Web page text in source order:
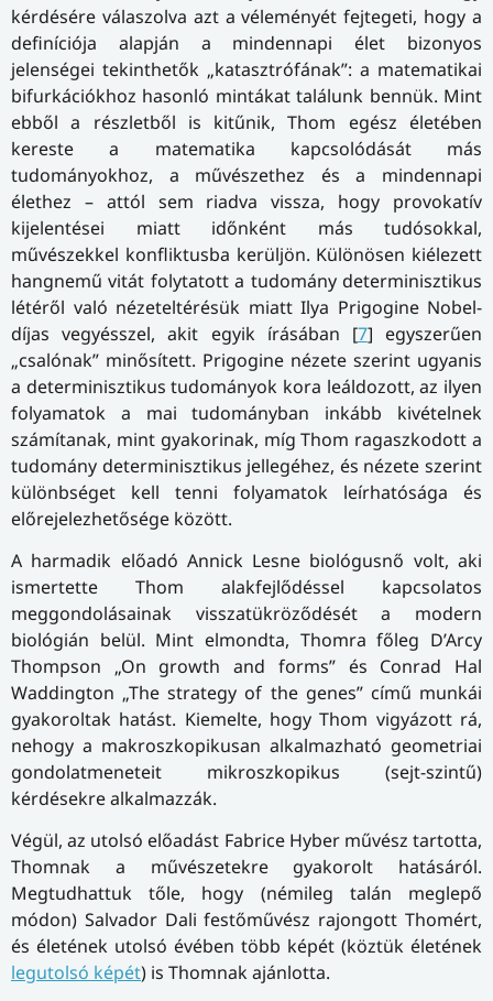
kérdésére válaszolva azt a véleményét fejtegeti, hogy a
definíciója alapján a mindennapi élet bizonyos
jelenségei tekinthetők „katasztrófának”: a matematikai
bifurkációkhoz hasonló mintákat találunk bennük. Mint
ebből a részletből is kitűnik, Thom egész életében
kereste a matematika kapcsolódását más
tudományokhoz, a művészethez és a mindennapi
élethez – attól sem riadva vissza, hogy provokatív
kijelentései miatt időnként más tudósokkal,
művészekkel konfliktusba kerüljön. Különösen kiélezett
hangnemű vitát folytatott a tudomány determinisztikus
létéről való nézeteltérésük miatt Ilya Prigogine Nobel-
díjas vegyésszel, akit egyik írásában [7] egyszerűen
„csalónak” minősített. Prigogine nézete szerint ugyanis
a determinisztikus tudományok kora leáldozott, az ilyen
folyamatok a mai tudományban inkább kivételnek
számítanak, mint gyakorinak, míg Thom ragaszkodott a
tudomány determinisztikus jellegéhez, és nézete szerint
különbséget kell tenni folyamatok leírhatósága és
előrejelezhetősége között.
A harmadik előadó Annick Lesne biológusnő volt, aki
ismertette Thom alakfejlődéssel kapcsolatos
meggondolásainak visszatükröződését a modern
biológián belül. Mint elmondta, Thomra főleg D’Arcy
Thompson „On growth and forms” és Conrad Hal
Waddington „The strategy of the genes” című munkái
gyakoroltak hatást. Kiemelte, hogy Thom vigyázott rá,
nehogy a makroszkopikusan alkalmazható geometriai
gondolatmeneteit mikroszkopikus (sejt-szintű)
kérdésekre alkalmazzák.
Végül, az utolsó előadást Fabrice Hyber művész tartotta,
Thomnak a művészetekre gyakorolt hatásáról.
Megtudhattuk tőle, hogy (némileg talán meglepő
módon) Salvador Dali festőművész rajongott Thomért,
és életének utolsó évében több képét (köztük életének
legutolsó képét) is Thomnak ajánlotta.